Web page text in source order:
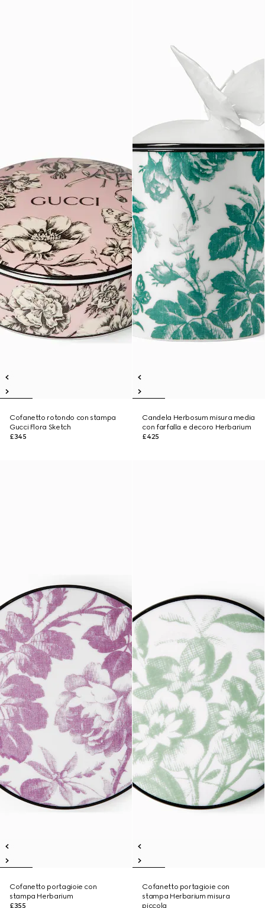
Cofanetto rotondo con stampa
Gucci Flora Sketch
£345
Candela Herbosum misura media
con farfalla e decoro Herbarium
£425
Cofanetto portagioie con
stampa Herbarium
£355
Cofanetto portagioie con
stampa Herbarium misura
piccola